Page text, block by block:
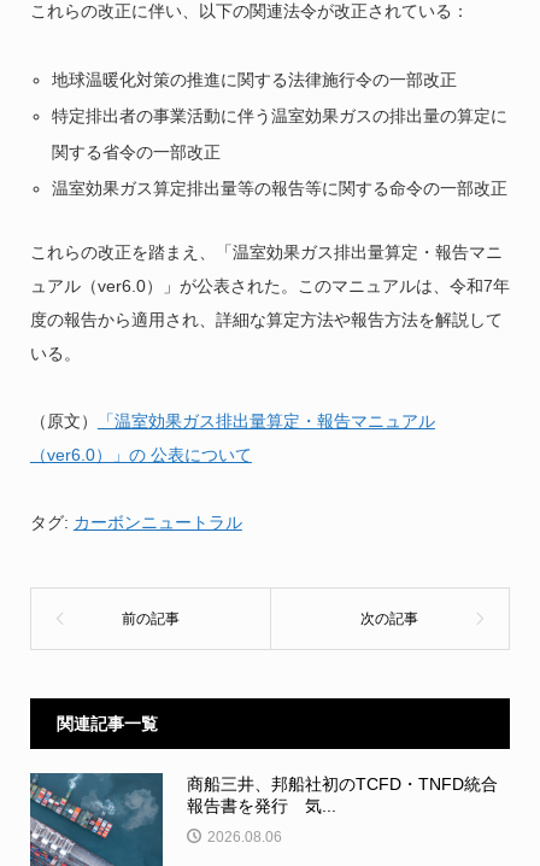
これらの改正に伴い、以下の関連法令が改正されている：
地球温暖化対策の推進に関する法律施行令の一部改正
特定排出者の事業活動に伴う温室効果ガスの排出量の算定に
関する省令の一部改正
温室効果ガス算定排出量等の報告等に関する命令の一部改正
これらの改正を踏まえ、「温室効果ガス排出量算定・報告マニ
ュアル（ver6.0）」が公表された。このマニュアルは、令和7年
度の報告から適用され、詳細な算定方法や報告方法を解説して
いる。
（原文）
「温室効果ガス排出量算定・報告マニュアル
（ver6.0）」の 公表について
タグ: カーボンニュートラル
関連記事一覧
商船三井、邦船社初のTCFD・TNFD統合
報告書を発行 気...
2026.08.06